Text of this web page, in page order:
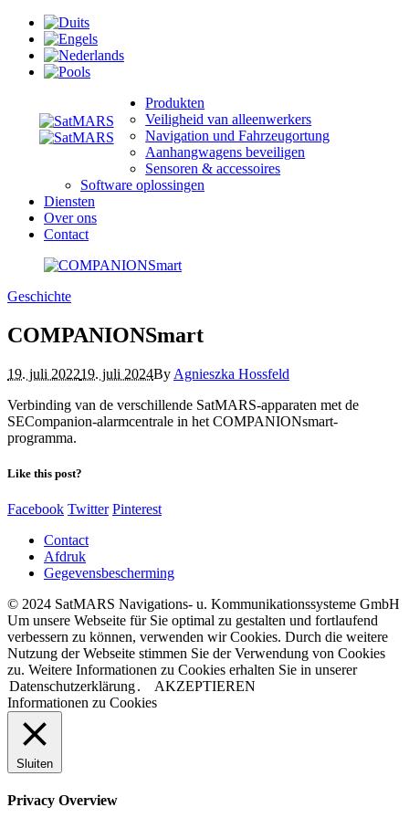
Produkten
Veiligheid van alleenwerkers
Navigation und Fahrzeugortung
Aanhangwagens beveiligen
Sensoren & accessoires
Software oplossingen
Diensten
Over ons
Contact
Geschichte
COMPANIONSmart
19. juli 202219. juli 2024By Agnieszka Hossfeld
Verbinding van de verschillende SatMARS-apparaten met de
SECompanion-alarmcentrale in het COMPANIONsmart-
programma.
Like this post?
Facebook Twitter Pinterest
Contact
Afdruk
Gegevensbescherming
© 2024 SatMARS Navigations- u. Kommunikationssysteme GmbH
Um unsere Webseite für Sie optimal zu gestalten und fortlaufend
verbessern zu können, verwenden wir Cookies. Durch die weitere
Nutzung der Webseite stimmen Sie der Verwendung von Cookies
zu. Weitere Informationen zu Cookies erhalten Sie in unserer
Datenschutzerklärung.
AKZEPTIEREN
Informationen zu Cookies
Sluiten
Privacy Overview